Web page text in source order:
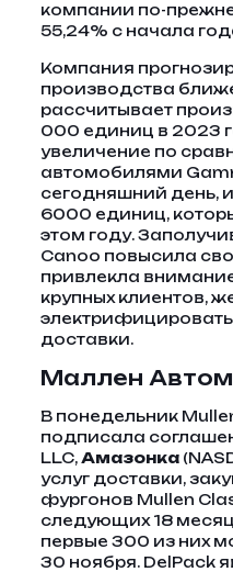
компании по-
55,24% с начала
Компания
производства
рассчитывает
000 единиц в 2023
увеличение по
автомобилями
сегодняшний день,
6000 единиц,
этом году.
Canoo повысила
привлекла
крупных клиентов,
доставки.
Маллен
В понедельник
подписала
LLC,Амазонка
услуг доставки,
фургонов Mullen
следующих 18
первые 300 из них
30 ноября. DelPack